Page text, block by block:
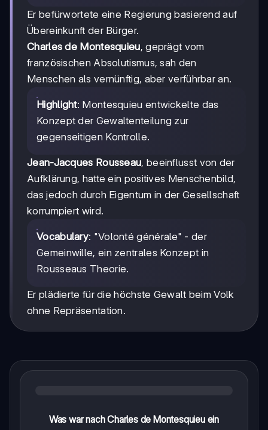
Er befürwortete eine Regierung basierend auf
Übereinkunft der Bürger.
Charles de Montesquieu, geprägt vom
französischen Absolutismus, sah den
Menschen als vernünftig, aber verführbar an.
Highlight: Montesquieu entwickelte das
Konzept der Gewaltenteilung zur
gegenseitigen Kontrolle.
Jean-Jacques Rousseau, beeinflusst von der
Aufklärung, hatte ein positives Menschenbild,
das jedoch durch Eigentum in der Gesellschaft
korrumpiert wird.
Vocabulary: "Volonté générale" - der
Gemeinwille, ein zentrales Konzept in
Rousseaus Theorie.
Er plädierte für die höchste Gewalt beim Volk
ohne Repräsentation.
Was war nach Charles de Montesquieu ein